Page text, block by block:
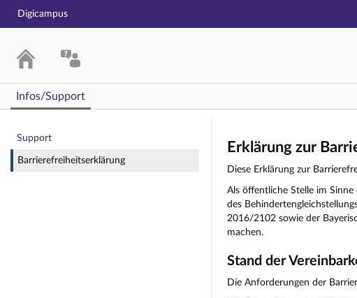
Digicampus
Infos/Support
Support
Barrierefreiheitserklärung
Erklärung zur
Diese Erklärung zur
Als öffentliche Stelle im
des
2016/2102 sowie der
machen.
Stand der
Die Anforderungen der